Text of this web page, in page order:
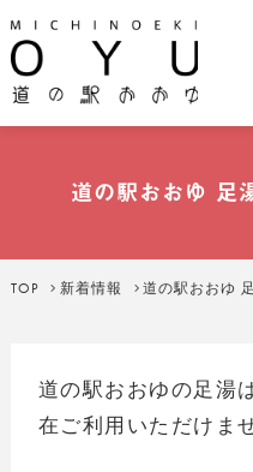
道の
道の駅おおゆ 足
TOP 新着情報 道の駅おおゆ
道の駅おおゆの足湯
在ご利用いただけま